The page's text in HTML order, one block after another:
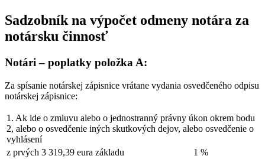
Sadzobník na výpočet odmeny notára za
notársku činnosť
Notári – poplatky položka A:
Za spísanie notárskej zápisnice vrátane vydania osvedčeného odpisu
notárskej zápisnice:
1. Ak ide o zmluvu alebo o jednostranný právny úkon okrem bodu
2, alebo o osvedčenie iných skutkových dejov, alebo osvedčenie o
vyhlásení
z prvých 3 319,39 eura základu
1 %